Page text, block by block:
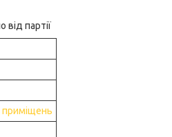
партії
приміщень